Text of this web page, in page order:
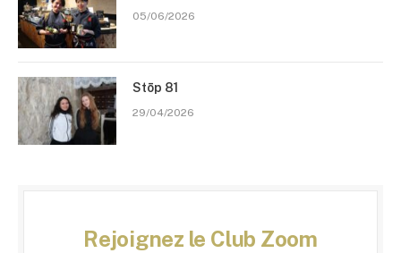
05/06/2026
Stōp 81
29/04/2026
Rejoignez le Club Zoom